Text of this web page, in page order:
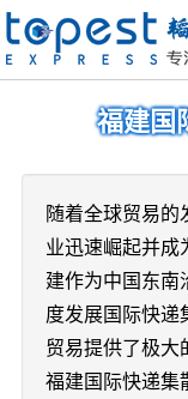
福建国
随着全球贸易的
业迅速崛起并成
建作为中国东南
度发展国际快递
贸易提供了极大
福建国际快递集